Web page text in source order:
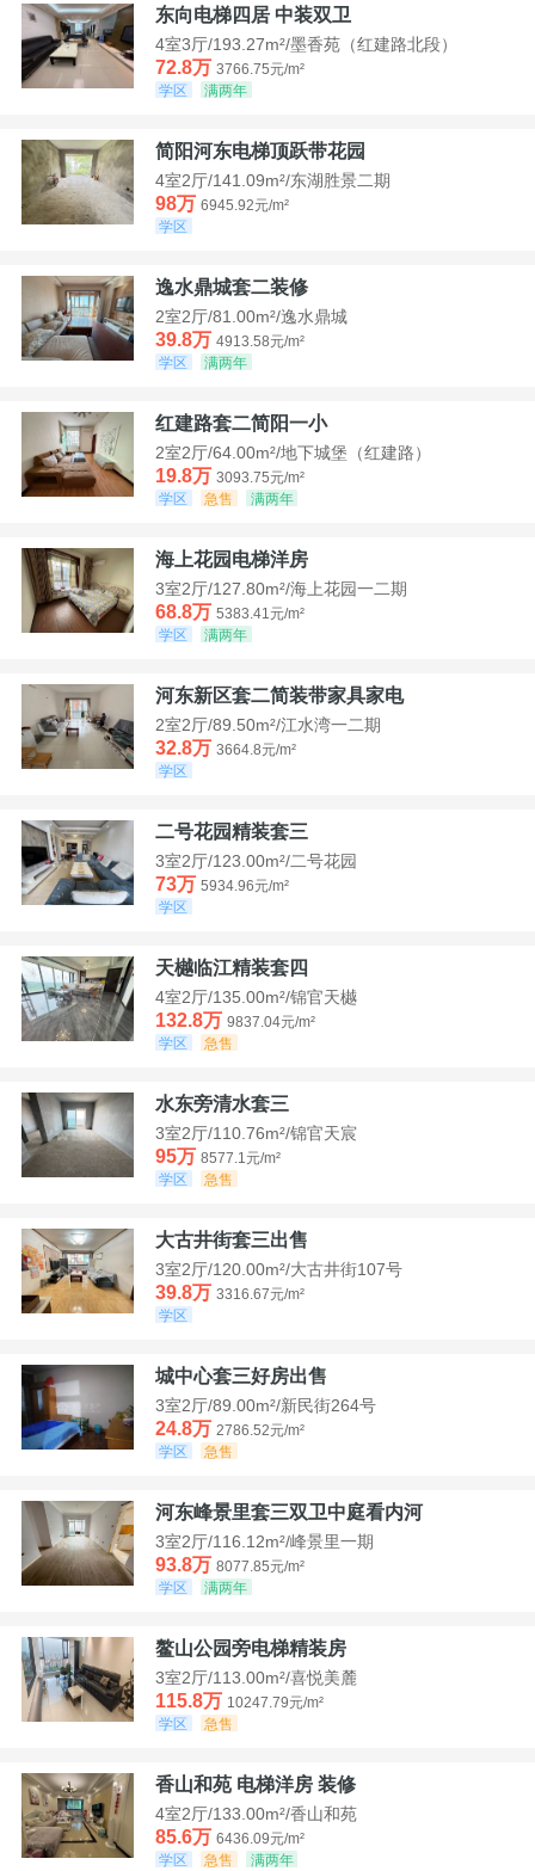
东向电梯四居 中装双卫
4室3厅/193.27m²/墨香苑（红建路北段）
72.8万 3766.75元/m²
学区
满两年
简阳河东电梯顶跃带花园
4室2厅/141.09m²/东湖胜景二期
98万 6945.92元/m²
学区
逸水鼎城套二装修
2室2厅/81.00m²/逸水鼎城
39.8万 4913.58元/m²
学区
满两年
红建路套二简阳一小
2室2厅/64.00m²/地下城堡（红建路）
19.8万 3093.75元/m²
学区
急售 满两年
海上花园电梯洋房
3室2厅/127.80m²/海上花园一二期
68.8万 5383.41元/m²
学区
满两年
河东新区套二简装带家具家电
2室2厅/89.50m²/江水湾一二期
32.8万 3664.8元/m²
学区
二号花园精装套三
3室2厅/123.00m²/二号花园
73万 5934.96元/m²
学区
天樾临江精装套四
4室2厅/135.00m²/锦官天樾
132.8万 9837.04元/m²
学区
急售
水东旁清水套三
3室2厅/110.76m²/锦官天宸
95万 8577.1元/m²
学区
急售
大古井街套三出售
3室2厅/120.00m²/大古井街107号
39.8万 3316.67元/m²
学区
城中心套三好房出售
3室2厅/89.00m²/新民街264号
24.8万 2786.52元/m²
学区
急售
河东峰景里套三双卫中庭看内河
3室2厅/116.12m²/峰景里一期
93.8万 8077.85元/m²
学区
满两年
鳌山公园旁电梯精装房
3室2厅/113.00m²/喜悦美麓
115.8万 10247.79元/m²
学区
急售
香山和苑 电梯洋房 装修
4室2厅/133.00m²/香山和苑
85.6万 6436.09元/m²
学区
急售 满两年